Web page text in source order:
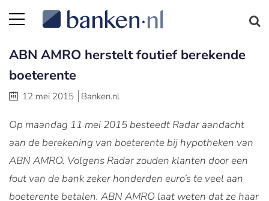
ABN AMRO herstelt foutief berekende
boeterente
12 mei 2015 Banken.nl
Op maandag 11 mei 2015 besteedt Radar aandacht
aan de berekening van boeterente bij hypotheken van
ABN AMRO. Volgens Radar zouden klanten door een
fout van de bank zeker honderden euro’s te veel aan
boeterente betalen. ABN AMRO laat weten dat ze haar